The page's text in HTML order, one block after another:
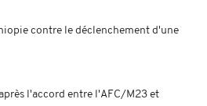
contre le déclenchement d'une
l'accord entre l'AFC/M23 et